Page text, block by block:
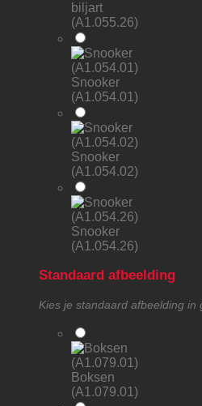
biljart
(A1.055.26)
Snooker
(A1.054.01)
Snooker
(A1.054.02)
Snooker
(A1.054.26)
Standaard afbeelding
Kies je standaard afbeelding in
Boksen
(A1.079.01)